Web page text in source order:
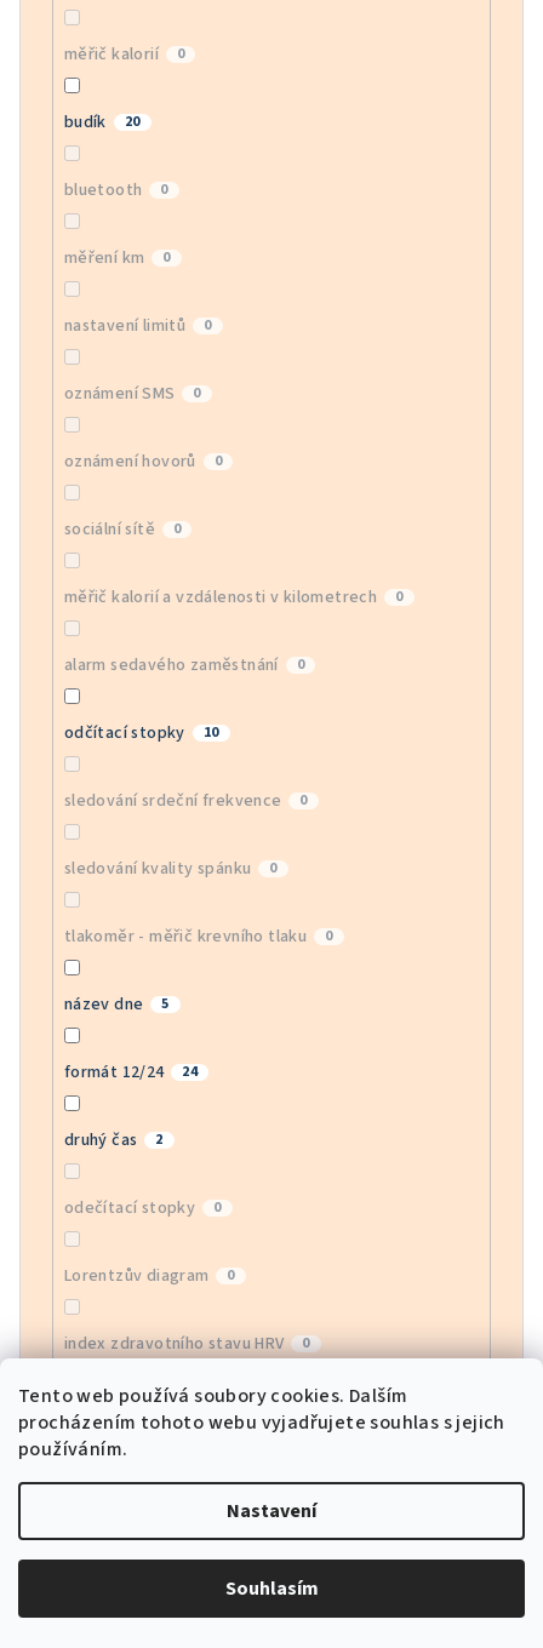
Tento web používá soubory cookies. Dalším
procházením tohoto webu vyjadřujete souhlas s jejich
používáním.
Nastavení
Souhlasím
měřič kalorií 0
budík 20
bluetooth 0
měření km 0
nastavení limitů 0
oznámení SMS 0
oznámení hovorů 0
sociální sítě 0
měřič kalorií a vzdálenosti v kilometrech 0
alarm sedavého zaměstnání 0
odčítací stopky 10
sledování srdeční frekvence 0
sledování kvality spánku 0
tlakoměr - měřič krevního tlaku 0
název dne 5
formát 12/24 24
druhý čas 2
odečítací stopky 0
Lorentzův diagram 0
index zdravotního stavu HRV 0
monitor EGG
monitor krevního kyslíku 0
sledování srdeční frekvence APP 0
sportovní režimy 0